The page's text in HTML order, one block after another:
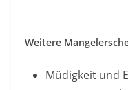
Weitere
Müdigkeit und